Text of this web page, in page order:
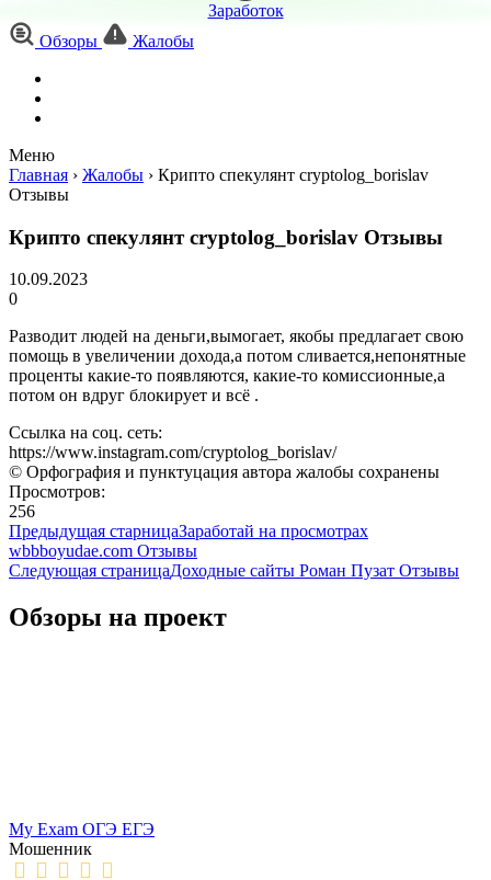
Заработок
Обзоры
Жалобы
Меню
Главная › Жалобы › Крипто спекулянт cryptolog_borislav
Отзывы
Крипто спекулянт cryptolog_borislav Отзывы
10.09.2023
0
Разводит людей на деньги,вымогает, якобы предлагает свою
помощь в увеличении дохода,а потом сливается,непонятные
проценты какие-то появляются, какие-то комиссионные,а
потом он вдруг блокирует и всё .
Ссылка на соц. сеть:
https://www.instagram.com/cryptolog_borislav/
© Орфография и пунктуцация автора жалобы сохранены
Просмотров:
256
Предыдущая старницаЗаработай на просмотрах
wbbboyudae.com Отзывы
Следующая страницаДоходные сайты Роман Пузат Отзывы
Обзоры на проект
My Exam ОГЭ ЕГЭ
Мошенник